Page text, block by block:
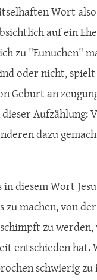
Wort
auf ein
zu "Eunuchen"
oder nicht,
Geburt an
Aufzählung:
dazu
diesem Wort
zu machen, von
zu werden,
entschieden hat.
schwierig